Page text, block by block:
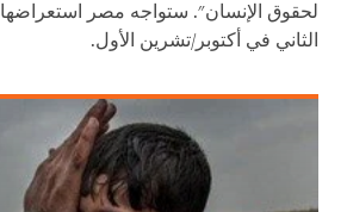
لحقوق الإنسان". ستواجه مصر
الثاني في أكتوبر/تشرين الأول.